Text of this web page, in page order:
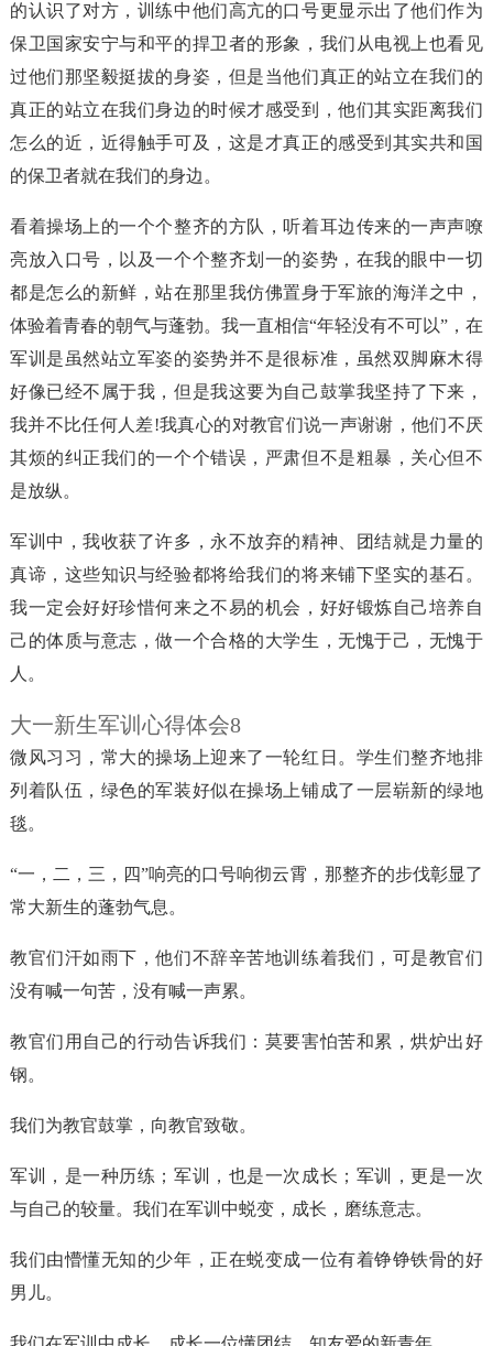
的认识了对方，训练中他们高亢的口号更显示出了他们作为
保卫国家安宁与和平的捍卫者的形象，我们从电视上也看见
过他们那坚毅挺拔的身姿，但是当他们真正的站立在我们的
真正的站立在我们身边的时候才感受到，他们其实距离我们
怎么的近，近得触手可及，这是才真正的感受到其实共和国
的保卫者就在我们的身边。
看着操场上的一个个整齐的方队，听着耳边传来的一声声嘹
亮放入口号，以及一个个整齐划一的姿势，在我的眼中一切
都是怎么的新鲜，站在那里我仿佛置身于军旅的海洋之中，
体验着青春的朝气与蓬勃。我一直相信“年轻没有不可以”，在
军训是虽然站立军姿的姿势并不是很标准，虽然双脚麻木得
好像已经不属于我，但是我这要为自己鼓掌我坚持了下来，
我并不比任何人差!我真心的对教官们说一声谢谢，他们不厌
其烦的纠正我们的一个个错误，严肃但不是粗暴，关心但不
是放纵。
军训中，我收获了许多，永不放弃的精神、团结就是力量的
真谛，这些知识与经验都将给我们的将来铺下坚实的基石。
我一定会好好珍惜何来之不易的机会，好好锻炼自己培养自
己的体质与意志，做一个合格的大学生，无愧于己，无愧于
人。
大一新生军训心得体会8
微风习习，常大的操场上迎来了一轮红日。学生们整齐地排
列着队伍，绿色的军装好似在操场上铺成了一层崭新的绿地
毯。
“一，二，三，四”响亮的口号响彻云霄，那整齐的步伐彰显了
常大新生的蓬勃气息。
教官们汗如雨下，他们不辞辛苦地训练着我们，可是教官们
没有喊一句苦，没有喊一声累。
教官们用自己的行动告诉我们：莫要害怕苦和累，烘炉出好
钢。
我们为教官鼓掌，向教官致敬。
军训，是一种历练；军训，也是一次成长；军训，更是一次
与自己的较量。我们在军训中蜕变，成长，磨练意志。
我们由懵懂无知的少年，正在蜕变成一位有着铮铮铁骨的好
男儿。